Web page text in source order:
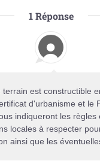
1Réponse
terrain est constructible
d'urbanisme et le
indiqueront les règles
locales à respecter
ainsi que les